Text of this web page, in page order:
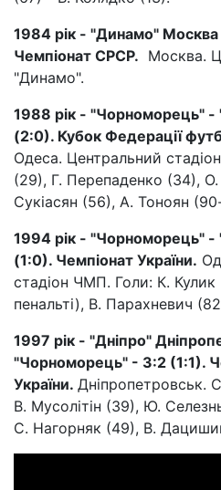
1984 рік - "Динамо"
Чемпіонат СРСР. Москва.
"Динамо".
1988 рік - "Чорноморець"
(2:0). Кубок Федерації
Одеса. Центральний
(29), Г. Перепаденко (34),
Сукіасян (56), А. Тоноян
1994 рік - "Чорноморець" -
(1:0). Чемпіонат України.
стадіон ЧМП. Голи: К.
пенальті), В. Парахневич
1997 рік - "Дніпро"
"Чорноморець" - 3:2 (1:1).
України. Дніпропетровськ.
В. Мусолітін (39), Ю.
С. Нагорняк (49), В.